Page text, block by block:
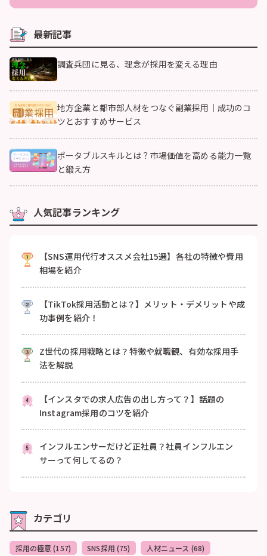
最新記事
調査兵団に見る、理念が採用を変える理由
地方企業と都市部人材をつなぐ副業採用｜成功のコ
ツとおすすめサービス
ポータブルスキルとは？市場価値を高める能力一覧
と鍛え方
人気記事ランキング
【SNS運用代行オススメ会社15選】各社の特徴や費用
相場を紹介
【TikTok採用活動とは？】メリット・デメリットや成
功事例を紹介！
Z世代の採用戦略とは？特徴や就職観、有効な採用手
法を解説
【インスタでの求人広告の出し方って？】話題の
Instagram採用のコツを紹介
インフルエンサーだけど正社員？社員インフルエン
サーって何してるの？
カテゴリ
採用の極意 (157) SNS採用 (75)
人材ニュース (68)